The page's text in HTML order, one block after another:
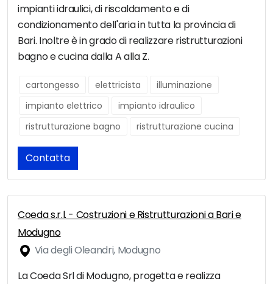
impianti idraulici, di riscaldamento e di
condizionamento dell'aria in tutta la provincia di
Bari. Inoltre è in grado di realizzare ristrutturazioni
bagno e cucina dalla A alla Z.
cartongesso elettricista
illuminazione
impianto elettrico
impianto idraulico
ristrutturazione bagno
ristrutturazione cucina
Contatta
Coeda s.r.l. - Costruzioni e Ristrutturazioni a Bari e
Modugno
Via degli Oleandri, Modugno
La Coeda Srl di Modugno, progetta e realizza